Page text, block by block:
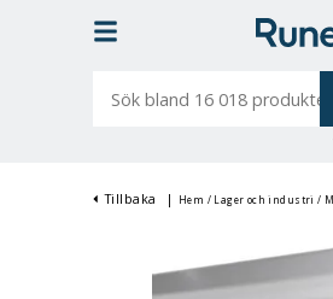
bland
Tillbaka | Hem / Lager och industri /